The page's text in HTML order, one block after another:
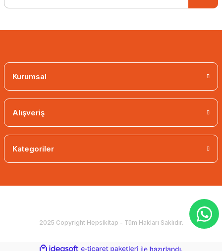
Kurumsal
Alışveriş
Kategoriler
2025 Copyright Hepsikitap - Tüm Hakları Saklıdır.
ideasoft e-